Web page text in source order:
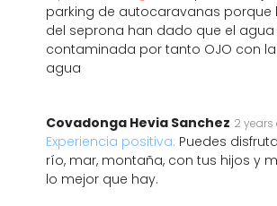
parking de autocaravanas porque
del seprona han dado que el agua
contaminada por tanto OJO con
agua
Covadonga Hevia Sanchez 2 years
Experiencia positiva: Puedes
río, mar, montaña, con tus hijos y
lo mejor que hay.